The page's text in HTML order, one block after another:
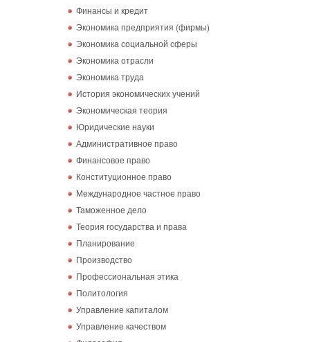
Финансы и кредит
Экономика предприятия (фирмы)
Экономика социальной сферы
Экономика отрасли
Экономика труда
История экономических учений
Экономическая теория
Юридические науки
Административное право
Финансовое право
Конституционное право
Международное частное право
Таможенное дело
Теория государства и права
Планирование
Производство
Профессиональная этика
Политология
Управление капиталом
Управление качеством